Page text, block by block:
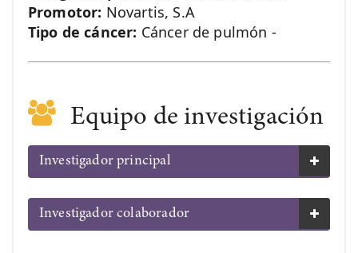
Promotor: Novartis, S.A
Tipo de cáncer: Cáncer de pulmón -
Equipo de investigación
Investigador principal
Investigador colaborador